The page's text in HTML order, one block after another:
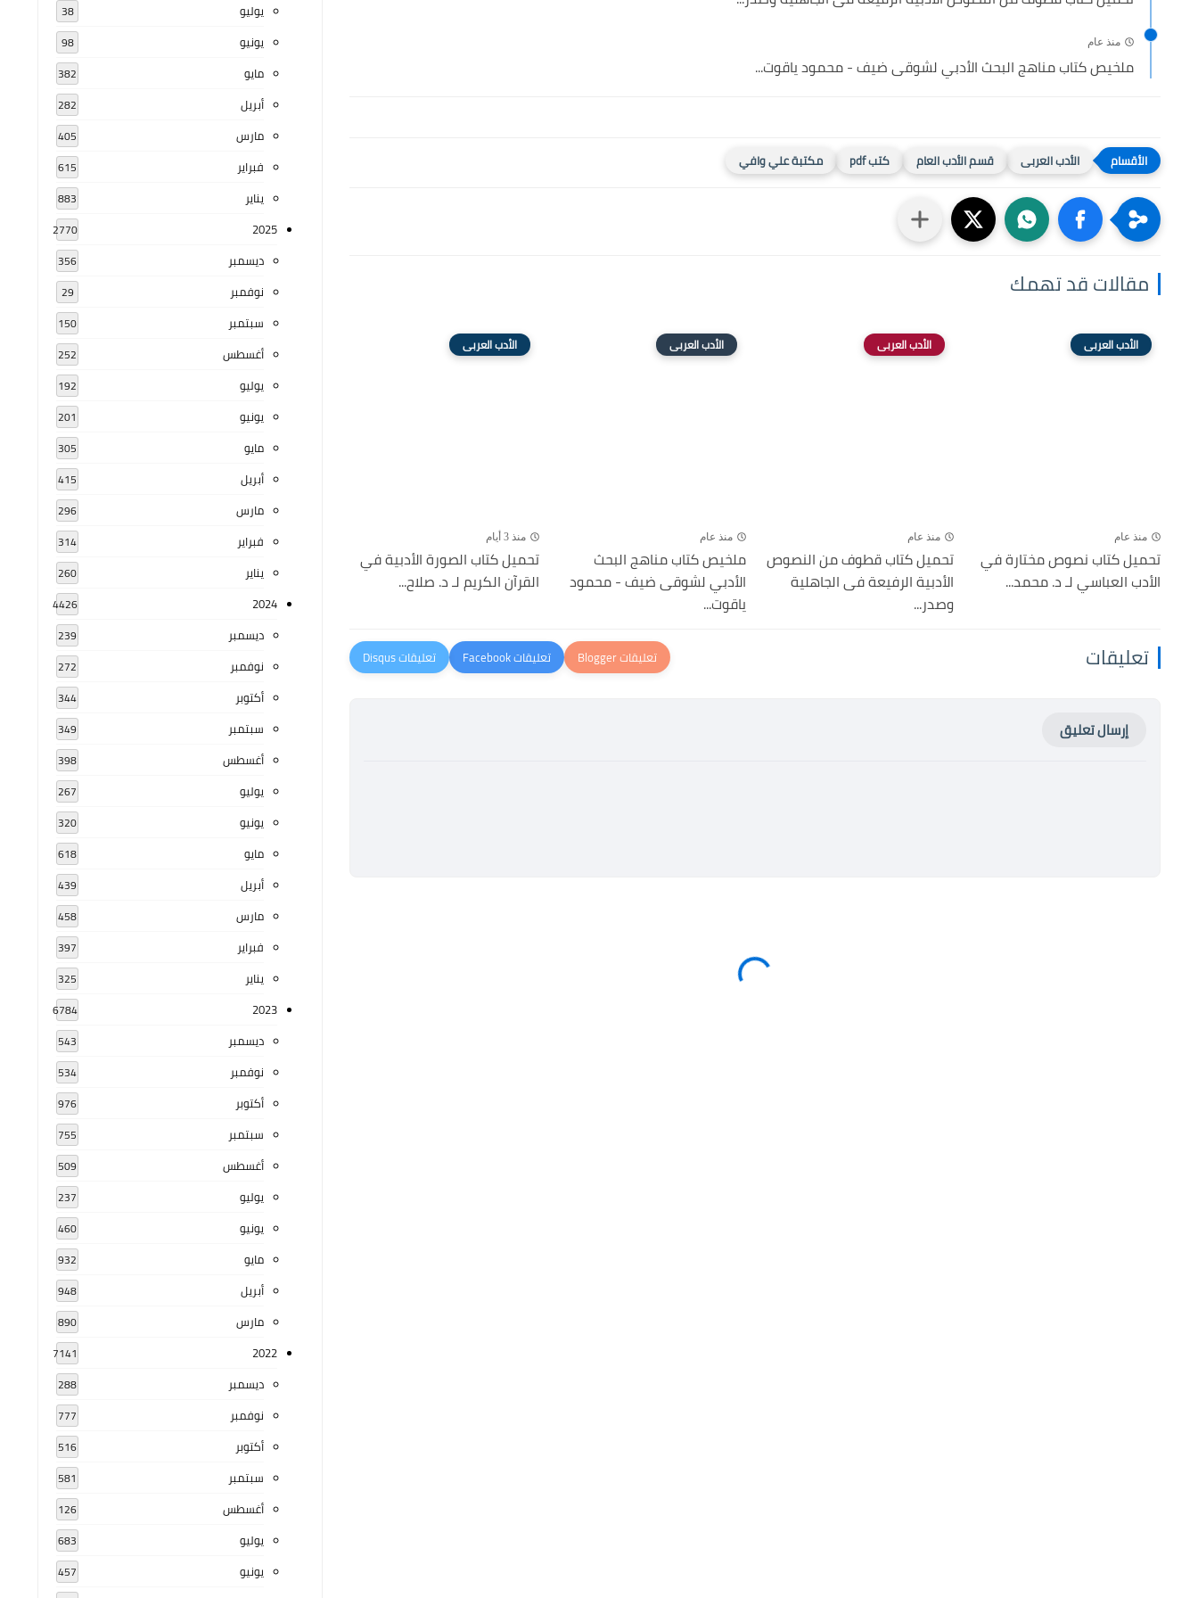
منذ عام
ملخيص كتاب مناهج البحث الأدبي لشوقى ضيف - محمود ياقوت...
الأدب العربى قسم الأدب العام كتب pdf مكتبة علي وافي
مقالات قد تهمك
الأدب العربى
منذ عام
تحميل كتاب نصوص مختارة في
الأدب العباسي لـ د. محمد...
الأدب العربى
منذ عام
تحميل كتاب قطوف من النصوص
الأدبية الرفيعة فى الجاهلية
وصدر...
الأدب العربى
منذ عام
ملخيص كتاب مناهج البحث
الأدبي لشوقى ضيف - محمود
ياقوت...
الأدب العربى
منذ 3 أيام
تحميل كتاب الصورة الأدبية في
القرآن الكريم لـ د. صلاح...
تعليقات
إرسال تعليق
يوليو 38
يونيو 98
مايو 382
أبريل 282
مارس 405
فبراير 615
يناير 883
2025
2770
ديسمبر 356
نوفمبر 29
سبتمبر 150
أغسطس 252
يوليو 192
يونيو 201
مايو 305
أبريل 415
مارس 296
فبراير 314
يناير 260
2024
4426
ديسمبر 239
نوفمبر 272
أكتوبر 344
سبتمبر 349
أغسطس 398
يوليو 267
يونيو 320
مايو 618
أبريل 439
مارس 458
فبراير 397
يناير 325
2023
6784
ديسمبر 543
نوفمبر 534
أكتوبر 976
سبتمبر 755
أغسطس 509
يوليو 237
يونيو 460
مايو 932
أبريل 948
مارس 890
2022
7141
ديسمبر 288
نوفمبر 777
أكتوبر 516
سبتمبر 581
أغسطس 126
يوليو 683
يونيو 457